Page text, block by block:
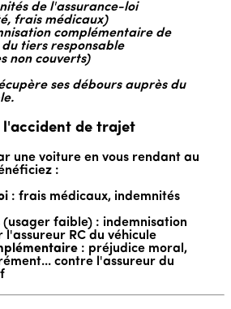
de l'assurance-loi
frais médicaux)
complémentaire de
tiers responsable
non couverts)
ses débours auprès du
l'accident de trajet
une voiture en vous rendant au
:
: frais médicaux, indemnités
(usager faible) : indemnisation
RC du véhicule
: préjudice moral,
contre l'assureur du